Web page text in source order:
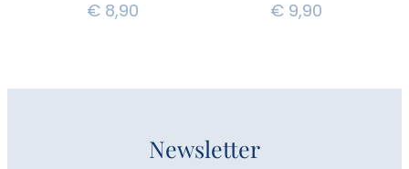
€ 8,90 € 9,90
Newsletter